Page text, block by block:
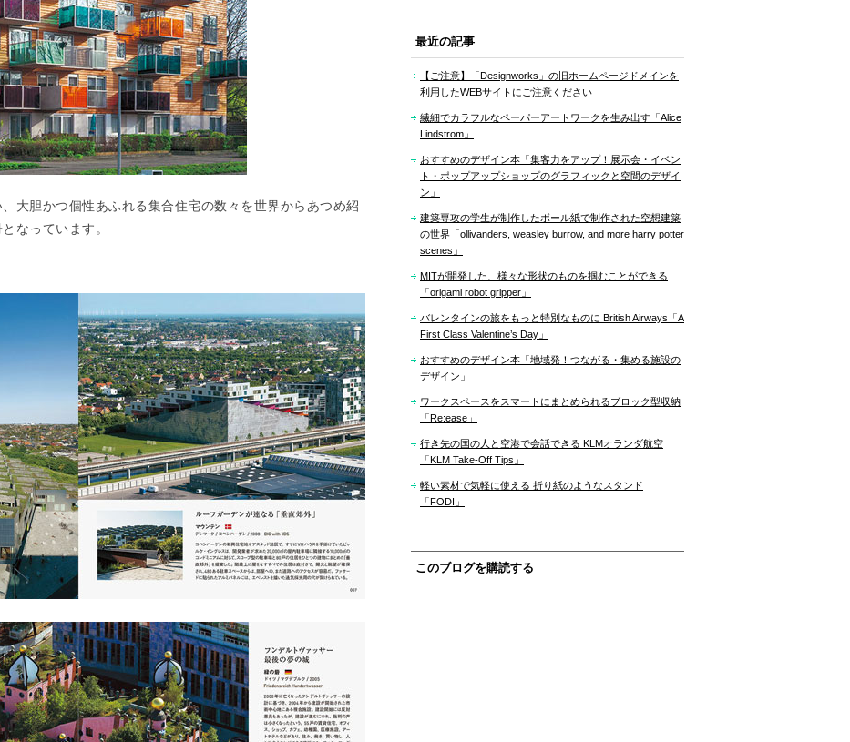
大胆かつ個性あふれる集合住宅の数々を世界からあつめ紹
なっています。
最近の記事
【ご注意】「Designworks」の旧ホームページドメインを
利用したWEBサイトにご注意ください
繊細でカラフルなペーパーアートワークを生み出す「Alice
Lindstrom」
おすすめのデザイン本「集客力をアップ！展示会・イベン
ト・ポップアップショップのグラフィックと空間のデザイ
ン」
建築専攻の学生が制作したボール紙で制作された空想建築
の世界「ollivanders, weasley burrow, and more harry potter
scenes」
MITが開発した、様々な形状のものを掴むことができる
「origami robot gripper」
バレンタインの旅をもっと特別なものに British Airways「A
First Class Valentine’s Day」
おすすめのデザイン本「地域発！つながる・集める施設の
デザイン」
ワークスペースをスマートにまとめられるブロック型収納
「Re:ease」
行き先の国の人と空港で会話できる KLMオランダ航空
「KLM Take-Off Tips」
軽い素材で気軽に使える 折り紙のようなスタンド
「FODI」
このブログを購読する